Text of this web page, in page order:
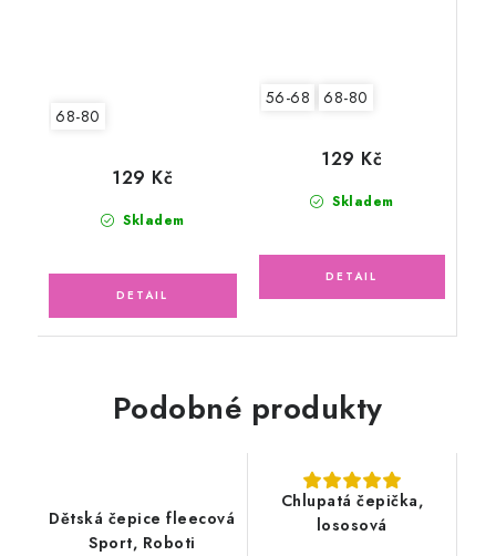
68-80
Skladem
129 Kč
56-68 68-80
Skladem
129 Kč
Podobné produkty
Dětská čepice fleecová
Sport, Roboti
Chlupatá čepička,
lososová